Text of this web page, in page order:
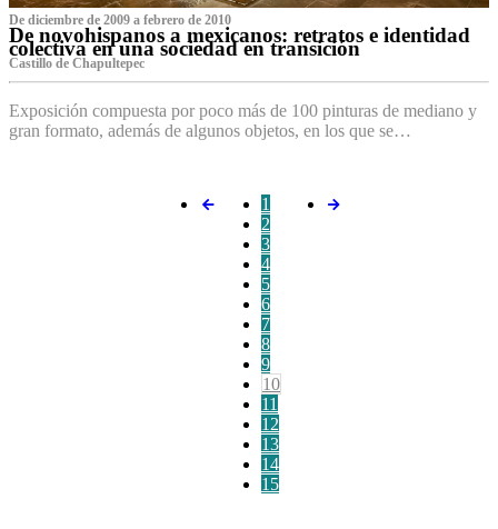
De diciembre de 2009 a febrero de 2010
De novohispanos a mexicanos: retratos e identidad
colectiva en una sociedad en transición
Castillo de Chapultepec
Exposición compuesta por poco más de 100 pinturas de mediano y
gran formato, además de algunos objetos, en los que se…
1
2
3
4
5
6
7
8
9
10
11
12
13
14
15